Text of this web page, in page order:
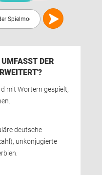
DER
mit Wörtern gespielt,
deutsche
unkonjugierte